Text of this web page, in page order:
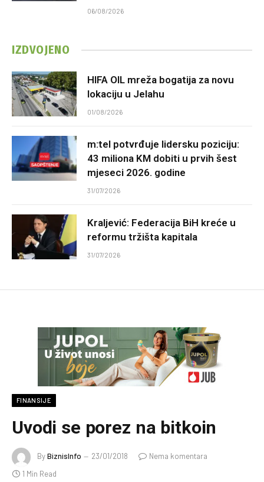
06/08/2026
IZDVOJENO
HIFA OIL mreža bogatija za novu
lokaciju u Jelahu
01/08/2026
m:tel potvrđuje lidersku poziciju:
43 miliona KM dobiti u prvih šest
mjeseci 2026. godine
31/07/2026
Kraljević: Federacija BiH kreće u
reformu tržišta kapitala
31/07/2026
FINANSIJE
Uvodi se porez na bitkoin
ByBiznisInfo 23/01/2018
Nema komentara
1 Min Read